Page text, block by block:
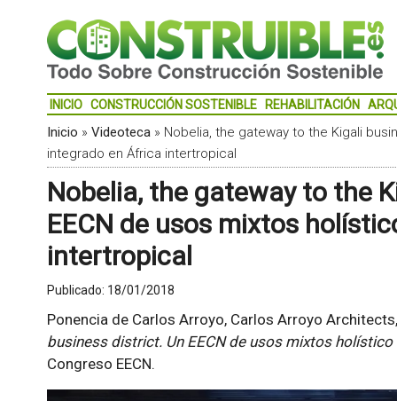
INICIO CONSTRUCCIÓN SOSTENIBLE REHABILITACIÓN
Inicio » Videoteca» Nobelia, the gateway to the Kigali
integrado en África intertropical
Nobelia, the gateway to the
EECN de usos mixtos
intertropical
Publicado: 18/01/2018
Ponencia de Carlos Arroyo, Carlos Arroyo
business district. Un EECN de usos mixtos
Congreso EECN.